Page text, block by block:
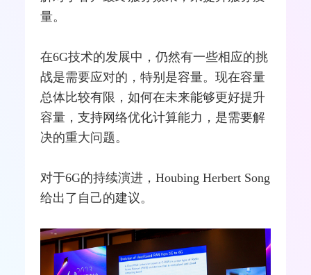
量。
在6G技术的发展中，仍然有一些相应的挑
战是需要应对的，特别是容量。现在容量
总体比较有限，如何在未来能够更好提升
容量，支持网络优化计算能力，是需要解
决的重大问题。
对于6G的持续演进，Houbing Herbert Song
给出了自己的建议。